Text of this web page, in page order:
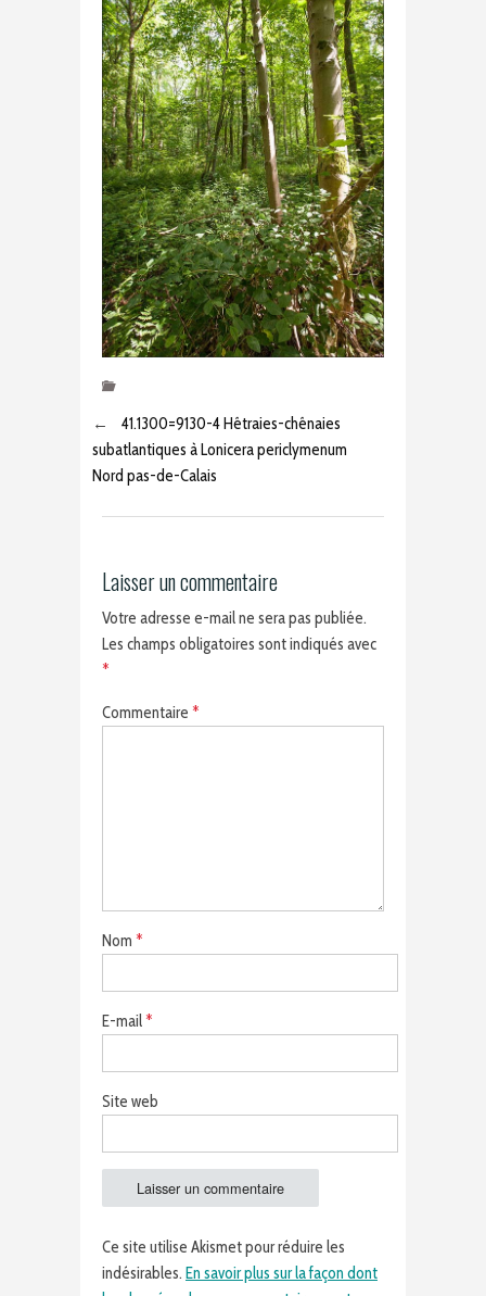
←
41.1300=9130-4 Hêtraies-chênaies
subatlantiques à Lonicera periclymenum
Nord pas-de-Calais
Laisser un commentaire
Votre adresse e-mail ne sera pas publiée.
Les champs obligatoires sont indiqués avec
*
Commentaire *
Nom *
E-mail*
Site web
Ce site utilise Akismet pour réduire les
indésirables. En savoir plus sur la façon dont